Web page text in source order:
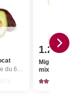
6.8 au 12.8.2026, jusqu’à
Offre valable du 6.8 au 12.8.2026, jusqu’à épuisement du stock.
1.20
Migros Salade
mixte